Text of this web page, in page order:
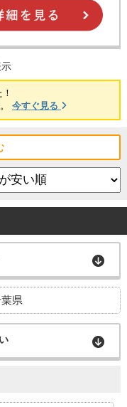
今すぐ見る
県